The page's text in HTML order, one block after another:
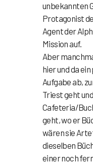
unbekannten
Protagonist
Agent der
Mission auf.
Aber
hier und da
Aufgabe ab,
Triest geht
Cafeteria/
geht, wo er
wären sie
dieselben
einer noch